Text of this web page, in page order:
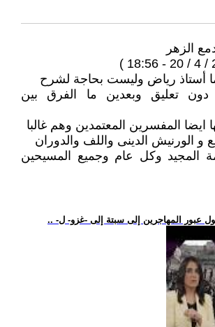
أستاذ رياض وليست بحاجة لشرح
دون تعليق وبعدين ما الفرق بين
ايضا المفسرين المعتمدين وهم غالبا
و الورنيش الدينى واللف والدوران
المجيد وكل عام وجميع المسيحين
عبور المهاجرين إلى سبتة إلى -غزو- ل